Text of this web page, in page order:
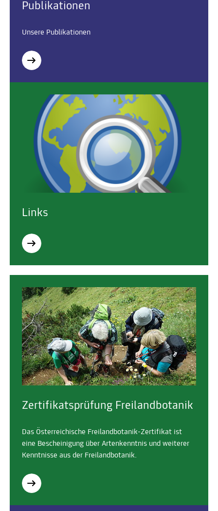
Publikationen
Unsere Publikationen
Links
Zertifikatsprüfung Freilandbotanik
Das Österreichische Freilandbotanik-Zertifikat ist
eine Bescheinigung über Artenkenntnis und weiterer
Kenntnisse aus der Freilandbotanik.